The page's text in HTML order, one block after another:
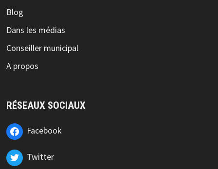
Blog
Dans les médias
Conseiller municipal
A propos
RÉSEAUX SOCIAUX
Facebook
Twitter